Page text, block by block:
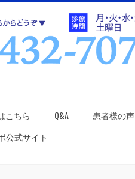
こちら Q&A
患者様の声
公式サイト